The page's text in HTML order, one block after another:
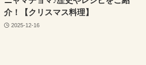
介！【クリスマス料理】
2025-12-16